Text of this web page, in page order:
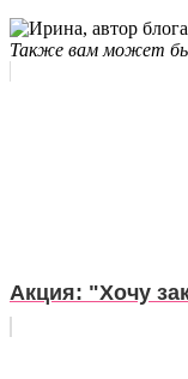
Также вам может
Акция: "Хочу